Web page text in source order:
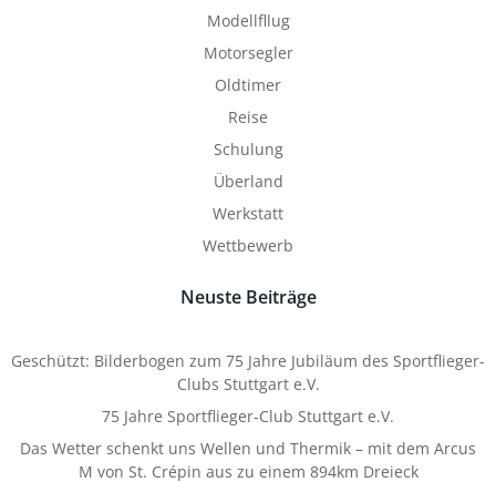
Modellfllug
Motorsegler
Oldtimer
Reise
Schulung
Überland
Werkstatt
Wettbewerb
Neuste Beiträge
Geschützt: Bilderbogen zum 75 Jahre Jubiläum des Sportflieger-
Clubs Stuttgart e.V.
75 Jahre Sportflieger-Club Stuttgart e.V.
Das Wetter schenkt uns Wellen und Thermik – mit dem Arcus
M von St. Crépin aus zu einem 894km Dreieck